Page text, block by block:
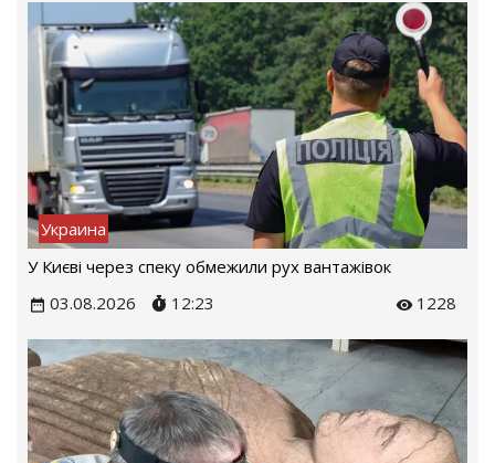
Украина
У Києві через спеку обмежили рух вантажівок
03.08.2026
12:23 1228